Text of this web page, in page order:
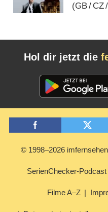
(GB/ CZ/
Hol dir jetzt die
© 1998–2026
SerienChecker-Podcast
Filme A–Z